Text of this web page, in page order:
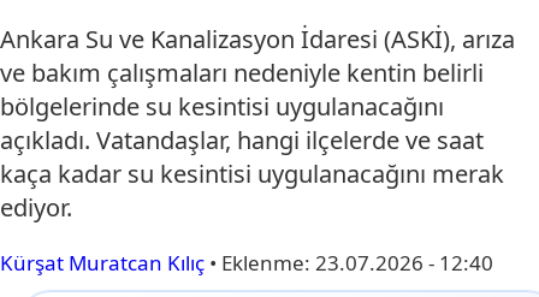
Ankara Su ve Kanalizasyon İdaresi (ASKİ), arıza
ve bakım çalışmaları nedeniyle kentin belirli
bölgelerinde su kesintisi uygulanacağını
açıkladı. Vatandaşlar, hangi ilçelerde ve saat
kaça kadar su kesintisi uygulanacağını merak
ediyor.
Kürşat Muratcan Kılıç • Eklenme: 23.07.2026 - 12:40